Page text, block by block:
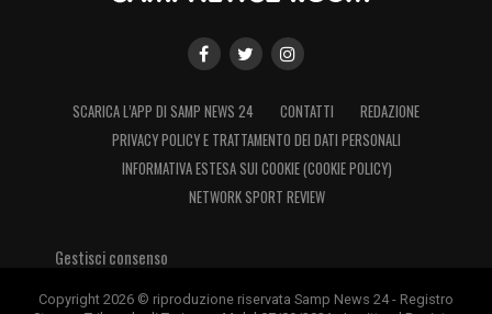
SCARICA L’APP DI SAMP NEWS 24 CONTATTI
REDAZIONE
PRIVACY POLICY E TRATTAMENTO DEI DATI PERSONALI
INFORMATIVA ESTESA SUI COOKIE (COOKIE POLICY)
NETWORK SPORT REVIEW
Gestisci consenso
Copyright 2026 © riproduzione riservata Samp News 24 - Registro